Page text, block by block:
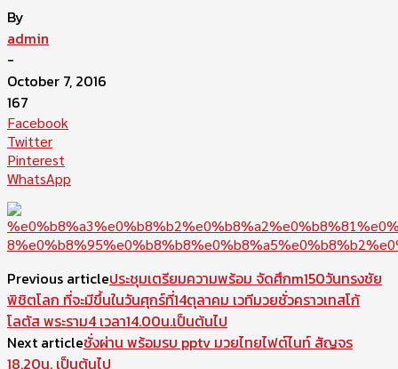
By
admin
-
October 7, 2016
167
Facebook
Twitter
Pinterest
WhatsApp
Previous articleประชุมเตรียมความพร้อม จัดศึกm150วันทรงชัย
พิชิตโลก ที่จะมีขึ้นในวันศุกร์ที่14ตุลาคม เวทีมวยชั่วคราวเทสโก้
โลตัส พระราม4 เวลา14.00น.เป็นต้นไป
Next articleชั่งผ่าน พร้อมรบ pptv มวยไทยไฟต์ไนท์ สัญจร
18.20น. เป็นต้นไป